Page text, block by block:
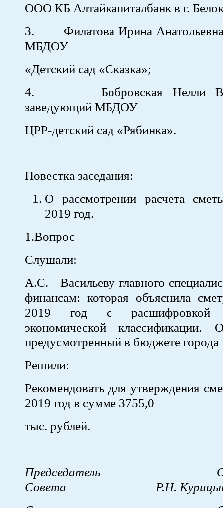
ООО КБ Алтайкапиталбанк в г.
3. Филатова Ирина
МБДОУ
«Детский сад «Сказка»;
4. Бобровская Нелли
заведующий МБДОУ
ЦРР-детский сад «Рябинка».
Повестка заседания:
О рассмотрении расчета
2019 год.
1.Вопрос
Слушали:
А.С. Васильеву главного
финансам: которая объяснила
2019 год с расшифровкой
экономической классификации.
предусмотренный в бюджете города
Решили:
Рекомендовать для утверждения
2019 год в сумме 3755,0
тыс. рублей.
Председатель
Совета Р.Н.